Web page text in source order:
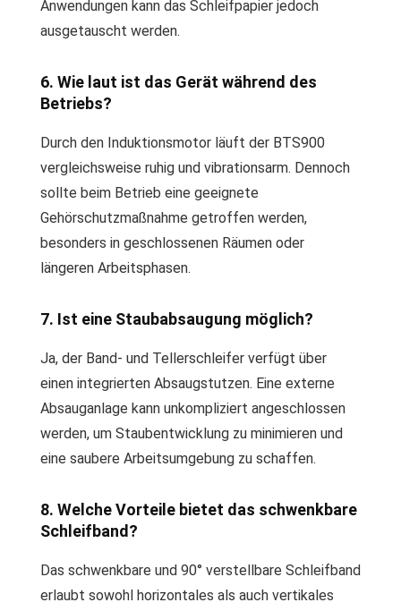
Anwendungen kann das Schleifpapier jedoch
ausgetauscht werden.
6. Wie laut ist das Gerät während des
Betriebs?
Durch den Induktionsmotor läuft der BTS900
vergleichsweise ruhig und vibrationsarm. Dennoch
sollte beim Betrieb eine geeignete
Gehörschutzmaßnahme getroffen werden,
besonders in geschlossenen Räumen oder
längeren Arbeitsphasen.
7. Ist eine Staubabsaugung möglich?
Ja, der Band- und Tellerschleifer verfügt über
einen integrierten Absaugstutzen. Eine externe
Absauganlage kann unkompliziert angeschlossen
werden, um Staubentwicklung zu minimieren und
eine saubere Arbeitsumgebung zu schaffen.
8. Welche Vorteile bietet das schwenkbare
Schleifband?
Das schwenkbare und 90° verstellbare Schleifband
erlaubt sowohl horizontales als auch vertikales